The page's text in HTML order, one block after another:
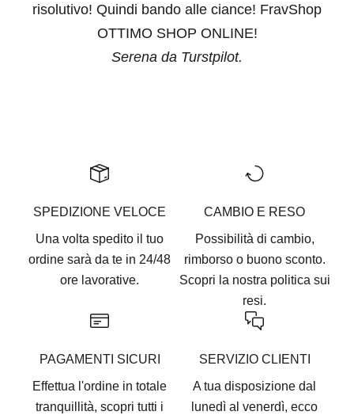
risolutivo! Quindi bando alle ciance! FravShop
OTTIMO SHOP ONLINE!
Serena da Turstpilot.
SPEDIZIONE VELOCE
Una volta spedito il tuo
ordine sarà da te in 24/48
ore lavorative.
CAMBIO E RESO
Possibilità di cambio,
rimborso o buono sconto.
Scopri la nostra politica sui
resi.
PAGAMENTI SICURI
Effettua l'ordine in totale
tranquillità, scopri tutti i
SERVIZIO CLIENTI
A tua disposizione dal
lunedì al venerdì, ecco